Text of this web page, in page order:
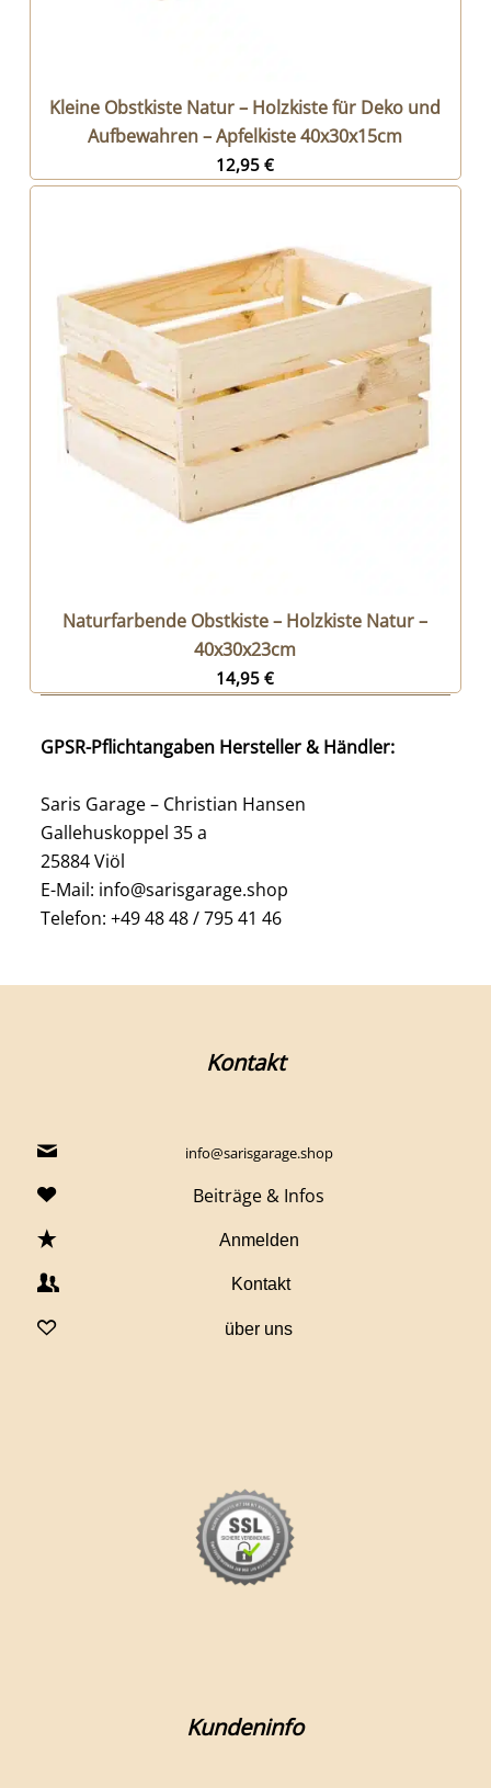
Kleine Obstkiste Natur – Holzkiste für Deko und
Aufbewahren – Apfelkiste 40x30x15cm
12,95€
Naturfarbende Obstkiste – Holzkiste Natur –
40x30x23cm
14,95€
GPSR-Pflichtangaben Hersteller & Händler:
Saris Garage – Christian Hansen
Gallehuskoppel 35 a
25884 Viöl
E-Mail: info@sarisgarage.shop
Telefon: +49 48 48 / 795 41 46
Kontakt
info@sarisgarage.shop
Beiträge & Infos
Anmelden
Kontakt
über uns
Kundeninfo